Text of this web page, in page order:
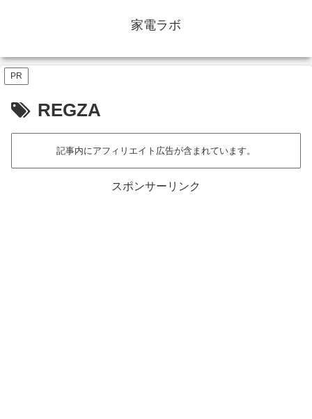
家電ラボ
PR
REGZA
記事内にアフィリエイト広告が含まれています。
スポンサーリンク